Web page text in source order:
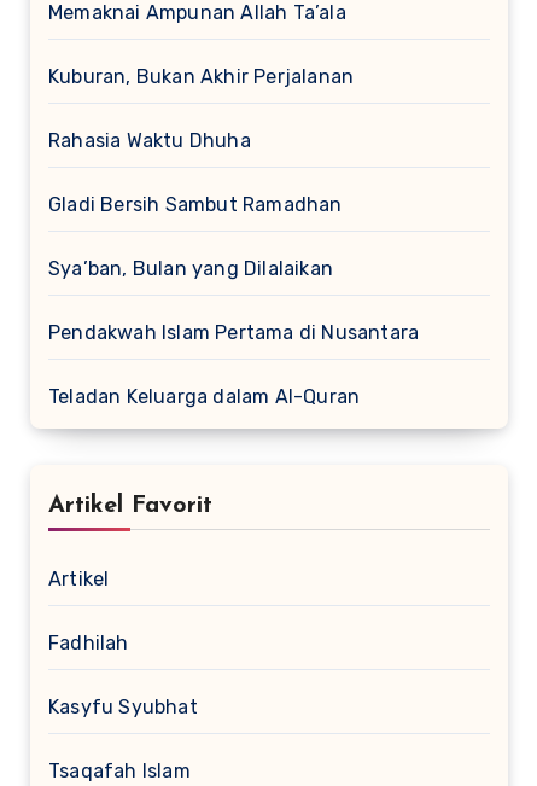
Memaknai Ampunan Allah Ta’ala
Kuburan, Bukan Akhir Perjalanan
Rahasia Waktu Dhuha
Gladi Bersih Sambut Ramadhan
Sya’ban, Bulan yang Dilalaikan
Pendakwah Islam Pertama di Nusantara
Teladan Keluarga dalam Al-Quran
Artikel Favorit
Artikel
Fadhilah
Kasyfu Syubhat
Tsaqafah Islam